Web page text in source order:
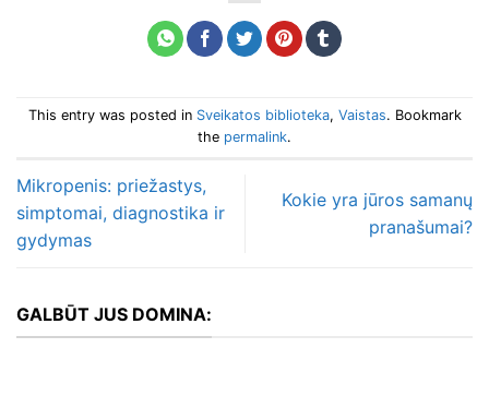
This entry was posted in Sveikatos biblioteka, Vaistas. Bookmark
the permalink.
Mikropenis: priežastys,
simptomai, diagnostika ir
gydymas
Kokie yra jūros samanų
pranašumai?
GALBŪT JUS DOMINA: